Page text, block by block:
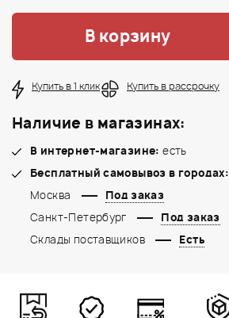
В корзину
Купить в 1 клик Купить в рассрочку
Наличие в магазинах:
В интернет-магазине: есть
Бесплатный самовывоз в городах:
Москва
Под заказ
Санкт-Петербург
Под заказ
Склады поставщиков
Есть